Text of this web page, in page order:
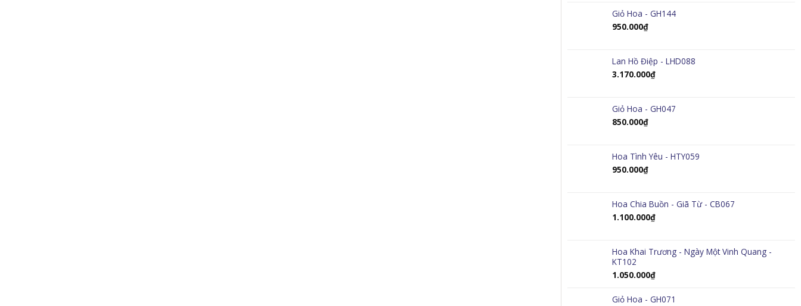
Giỏ Hoa - GH144
950.000₫
Lan Hồ Điệp - LHD088
3.170.000₫
Giỏ Hoa - GH047
850.000₫
Hoa Tình Yêu - HTY059
950.000₫
Hoa Chia Buồn - Giã Từ - CB067
1.100.000₫
Hoa Khai Trương - Ngày Một Vinh Quang -
KT102
1.050.000₫
Giỏ Hoa - GH071